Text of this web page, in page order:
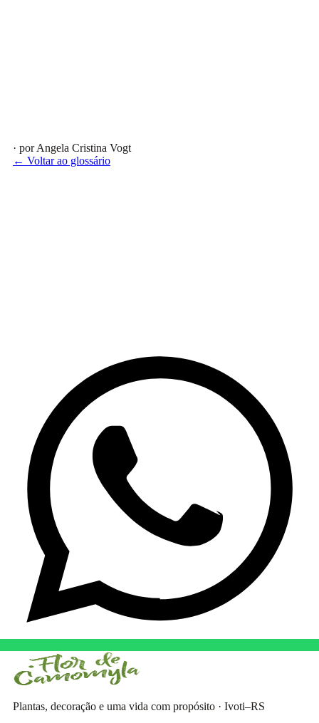
· por Angela Cristina Vogt
← Voltar ao glossário
Plantas, decoração e uma vida com propósito · Ivoti–RS